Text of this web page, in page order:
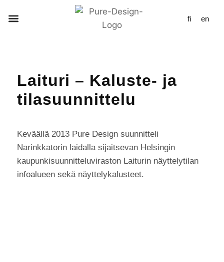
fi en
Laituri – Kaluste- ja
tilasuunnittelu
Keväällä 2013 Pure Design suunnitteli
Narinkkatorin laidalla sijaitsevan Helsingin
kaupunkisuunnitteluviraston Laiturin näyttelytilan
infoalueen sekä näyttelykalusteet.